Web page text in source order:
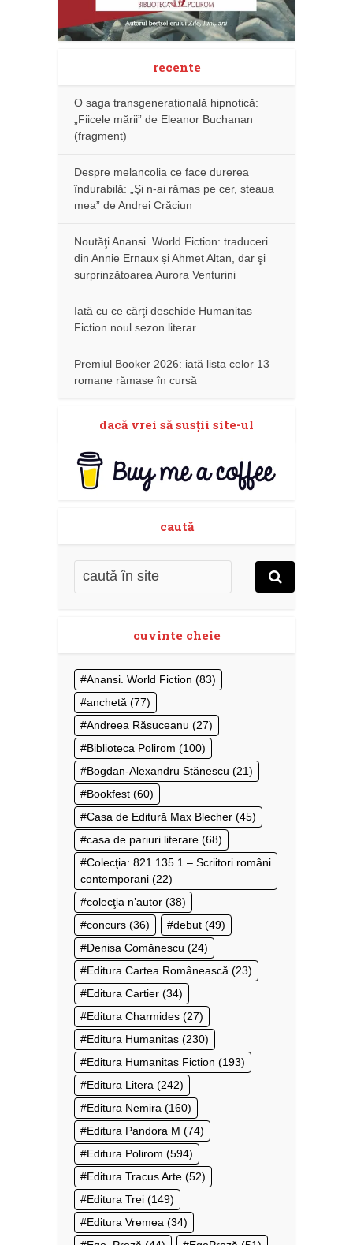
recente
O saga transgenerațională hipnotică:
„Fiicele mării” de Eleanor Buchanan
(fragment)
Despre melancolia ce face durerea
îndurabilă: „Și n-ai rămas pe cer, steaua
mea” de Andrei Crăciun
Noutăţi Anansi. World Fiction: traduceri
din Annie Ernaux și Ahmet Altan, dar şi
surprinzătoarea Aurora Venturini
Iată cu ce cărţi deschide Humanitas
Fiction noul sezon literar
Premiul Booker 2026: iată lista celor 13
romane rămase în cursă
dacă vrei să susţii site-ul
caută
cuvinte cheie
Anansi. World Fiction (83)
anchetă (77)
Andreea Răsuceanu (27)
Biblioteca Polirom (100)
Bogdan-Alexandru Stănescu (21)
Bookfest (60)
Casa de Editură Max Blecher (45)
casa de pariuri literare (68)
Colecţia: 821.135.1 – Scriitori români
contemporani (22)
colecţia n’autor (38)
concurs (36) debut (49)
Denisa Comănescu (24)
Editura Cartea Românească (23)
Editura Cartier (34)
Editura Charmides (27)
Editura Humanitas (230)
Editura Humanitas Fiction (193)
Editura Litera (242)
Editura Nemira (160)
Editura Pandora M (74)
Editura Polirom (594)
Editura Tracus Arte (52)
Editura Trei (149)
Editura Vremea (34)